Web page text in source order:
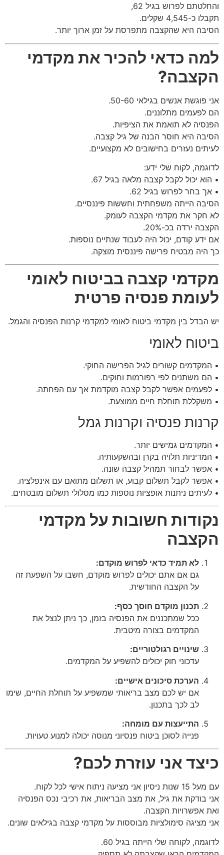
והחלטתם לפרוש בגיל 62,
תקבלו כ-4,545 שקלים.
הסיבה היא שהקצבה מתפרסת על זמן ארוך יותר.
למה כדאי להכיר את מקדמי
הקצבה?
אני פוגשת אנשים בגילאי 50-60.
הם לפעמים מתלוננים.
הפנסיה לא תואמת את הציפיות.
הסיבה היא חוסר הבנה של גיל קצבה.
לעיתים נעזרים בחישובים לא מקצועיים.
לדוגמה, לקוח שלי ידע:
• הוא יכול לקבל קצבה מלאה בגיל 67.
• אך בחר לפרוש בגיל 62.
הסיבה הייתה משפחתית וחששות פיננסיים.
לא חקר את מקדמי הקצבה לעומק.
הקצבה ירדה בכ-20%.
אם ידע קודם, יכול היה לעבוד שנתיים נוספות.
כך היה מבטיח פרישה פיננסית מוצקה.
מקדמי קצבה בביטוח לאומי
לעומת פנסיה פרטית
יש הבדל בין מקדמי ביטוח לאומי למקדמי קרנות הפנסיה והגמל.
ביטוח לאומי
• המקדמים קשורים לגיל הפרישה החוקי.
• הם משתנים לפי רפורמות וחוקים.
• לפעמים אפשר לקבל קצבה מוקדמת אך עם הפחתה.
• משקללת תוחלת חיים ממוצעת.
קרנות פנסיה וקרנות גמל
• המקדמים גמישים יותר.
• המדיניות תלויה בקרן ובהשקעותיה.
• אפשר לבחור תמהיל קצבה שונה.
• אפשר לקבל תשלום קבוע, או תשלום מתואם עם אינפלציה.
• לעיתים ניתנות אופציות נוספות כמו מסלולי תשלום מובטחים.
נקודות חשובות על מקדמי
הקצבה
לא תמיד כדאי לפרוש מוקדם:
גם אם אתם יכולים לפרוש מוקדם, חשבו על השפעת זה
על הקצבה החודשית.
תכנון מוקדם חוסך כסף:
ככל שמתכננים את הפנסיה בזמן, כך ניתן לנצל את
המקדמים בצורה מיטבית.
שינויים רגולטוריים:
עדכוני חוק יכולים להשפיע על המקדמים.
הערכת סיכונים אישיים:
אם יש לכם מצב בריאותי שמשפיע על תוחלת החיים, שימו
לב לכך בתכנון.
התייעצות עם מומחה:
פנייה לסוכן ביטוח פנסיוני מנוסה יכולה למנוע טעויות.
כיצד אני עוזרת לכם?
עם מעל 15 שנות ניסיון אני מציעה ניתוח אישי לכל לקוח.
אני בודקת את גיל, את מצב הבריאות, את רכיבי נכס הפנסיה
ואת אפשרויות הקצבה.
אני מציגה סימולציות מבוססות על מקדמי קצבה בגילאים שונים.
לדוגמה, לקוחה שלי הייתה בגיל 60.